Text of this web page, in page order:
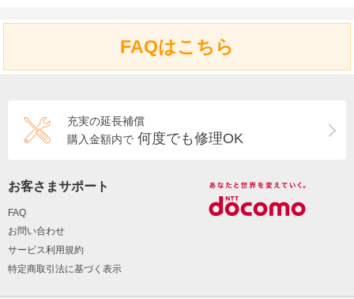
FAQはこちら
充実の延長補償
購入金額内で 何度でも修理OK
お客さまサポート
FAQ
お問い合わせ
サービス利用規約
特定商取引法に基づく表示